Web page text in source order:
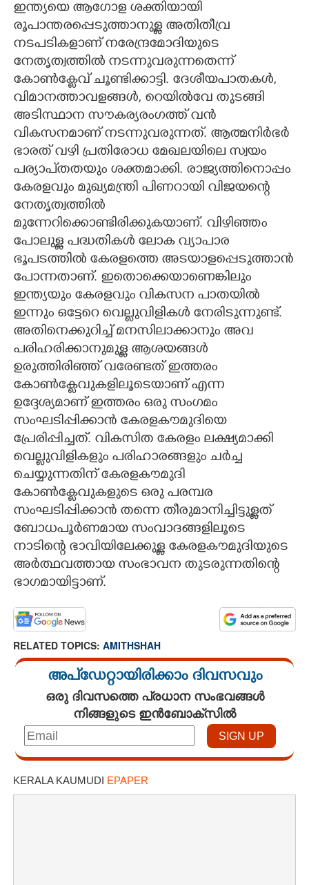
ഇന്ത്യയെ ആഗോള ശക്തിയായി
രൂപാന്തരപ്പെടുത്താനുള്ള അതിതീവ്ര
നടപടികളാണ് നരേന്ദ്രമോദിയുടെ
നേതൃത്വത്തിൽ നടന്നുവരുന്നതെന്ന്
കോൺക്ളേവ് ചൂണ്ടിക്കാട്ടി. ദേശീയപാതകൾ,
വിമാനത്താവളങ്ങൾ, റെയിൽവേ തുടങ്ങി
അടിസ്ഥാന സൗകര്യരംഗത്ത് വൻ
വികസനമാണ് നടന്നുവരുന്നത്. ആത്മനിർഭർ
ഭാരത് വഴി പ്രതിരോധ മേഖലയിലെ സ്വയം
പര്യാപ്‌തതയും ശക്തമാക്കി. രാജ്യത്തിനൊപ്പം
കേരളവും മുഖ്യമന്ത്രി പിണറായി വിജയന്റെ
നേതൃത്വത്തിൽ
മുന്നേറിക്കൊണ്ടിരിക്കുകയാണ്. വിഴിഞ്ഞം
പോലുള്ള പദ്ധതികൾ ലോക വ്യാപാര
ഭൂപടത്തിൽ കേരളത്തെ അടയാളപ്പെടുത്താൻ
പോന്നതാണ്. ഇതൊക്കെയാണെങ്കിലും
ഇന്ത്യയും കേരളവും വികസന പാതയിൽ
ഇന്നും ഒട്ടേറെ വെല്ലുവിളികൾ നേരിടുന്നുണ്ട്.
അതിനെക്കുറിച്ച് മനസിലാക്കാനും അവ
പരിഹരിക്കാനുമുള്ള ആശയങ്ങൾ
ഉരുത്തിരിഞ്ഞ് വരേണ്ടത് ഇത്തരം
കോൺക്ളേവുകളിലൂടെയാണ് എന്ന
ഉദ്ദേശ്യമാണ് ഇത്തരം ഒരു സംഗമം
സംഘടിപ്പിക്കാൻ കേരളകൗമുദിയെ
പ്രേരിപ്പിച്ചത്. വികസിത കേരളം ലക്ഷ്യമാക്കി
വെല്ലുവിളികളും പരിഹാരങ്ങളും ചർച്ച
ചെയ്യുന്നതിന് കേരളകൗമുദി
കോൺക്ളേവുകളുടെ ഒരു പരമ്പര
സംഘടിപ്പിക്കാൻ തന്നെ തീരുമാനിച്ചിട്ടുള്ളത്
ബോധപൂർണമായ സംവാദങ്ങളിലൂടെ
നാടിന്റെ ഭാവിയിലേക്കുള്ള കേരളകൗമുദിയുടെ
അർത്ഥവത്തായ സംഭാവന തുടരുന്നതിന്റെ
ഭാഗമായിട്ടാണ്.
RELATED TOPICS: AMITHSHAH
അപ്ഡേറ്റായിരിക്കാം ദിവസവും
ഒരു ദിവസത്തെ പ്രധാന സംഭവങ്ങൾ
നിങ്ങളുടെ ഇൻബോക്സിൽ
KERALA KAUMUDI EPAPER